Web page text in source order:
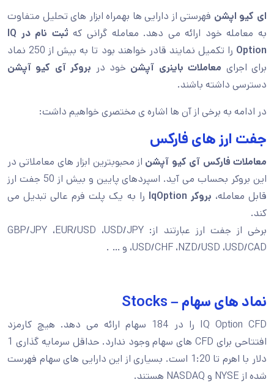
ای کیو اپشن فهرستی از دارایی ها بهمراه ابزار های تحلیل متفاوت
به معامله خود ارائه می دهد. معامله گرانی که
ثبت نام در IQ
Option
را تکمیل نمایند قادر خواهند بود تا به بیش از 250 نماد
برای اجرای معاملات باینری آپشن خود در بروکر آی کیو آپشن
دسترسی داشته باشند.
در ادامه به برخی از آن ها اشاره ی مختصری خواهیم داشت:
جفت ارز های فارکس
معاملات فارکس آی کیو آپشن از محبوبترین ابزار های معاملاتی در
این بروکر بحساب می آید. اسپردهای پایین و بیش از 50 جفت ارز
قابل معامله، بروکر IqOption
را به یک پلت فرم عالی تبدیل می
کند.
برخی از جفت ارز عبارتند از: GBP/JPY ،EUR/USD ،USD/JPY
،USD/CHF ،NZD/USD ،USD/CAD و … .
نماد های سهام – Stocks
IQ Option CFD را در 184 سهام ارائه می دهد. هیچ کارمزد
افتتاحی برای CFD های سهام وجود ندارد. حداقل سرمایه گذاری 1
دلار با اهرم تا 1:20 است. بسیاری از این دارایی های سهام فهرست
شده از NYSE و NASDAQ هستند.